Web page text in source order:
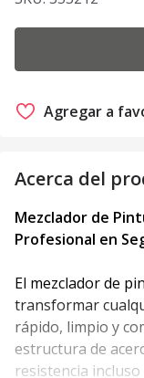
Agregar a
Acerca del
Mezclador de
Profesional en
El mezclador de
transformar
rápido, limpio y
estructura de
resistencia